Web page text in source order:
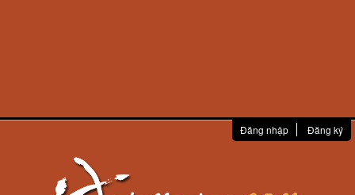
Đăng nhập Đăng ký